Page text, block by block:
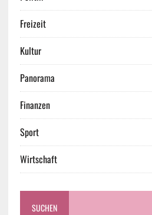
Freizeit
Kultur
Panorama
Finanzen
Sport
Wirtschaft
SUCHEN